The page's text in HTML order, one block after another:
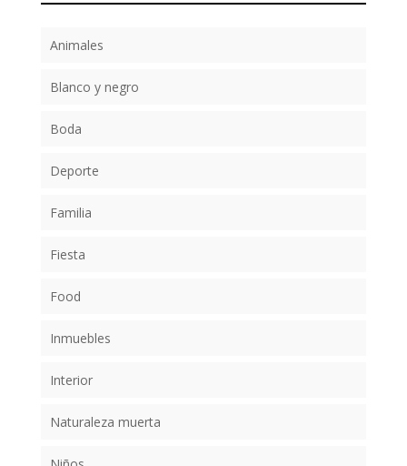
Animales
Blanco y negro
Boda
Deporte
Familia
Fiesta
Food
Inmuebles
Interior
Naturaleza muerta